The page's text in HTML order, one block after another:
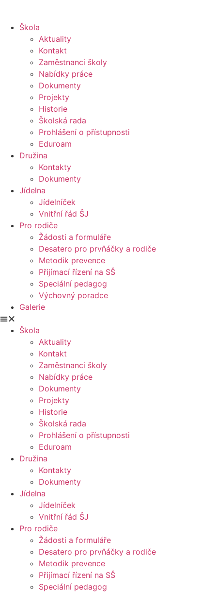
Škola
Aktuality
Kontakt
Zaměstnanci školy
Nabídky práce
Dokumenty
Projekty
Historie
Školská rada
Prohlášení o přístupnosti
Eduroam
Družina
Kontakty
Dokumenty
Jídelna
Jídelníček
Vnitřní řád ŠJ
Pro rodiče
Žádosti a formuláře
Desatero pro prvňáčky a rodiče
Metodik prevence
Přijímací řízení na SŠ
Speciální pedagog
Výchovný poradce
Galerie
Škola
Aktuality
Kontakt
Zaměstnanci školy
Nabídky práce
Dokumenty
Projekty
Historie
Školská rada
Prohlášení o přístupnosti
Eduroam
Družina
Kontakty
Dokumenty
Jídelna
Jídelníček
Vnitřní řád ŠJ
Pro rodiče
Žádosti a formuláře
Desatero pro prvňáčky a rodiče
Metodik prevence
Přijímací řízení na SŠ
Speciální pedagog